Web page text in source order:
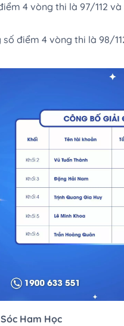
4 vòng thi là 97/112
điểm 4 vòng thi là 98/
Ham Học